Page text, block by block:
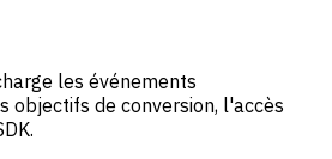
les événements
objectifs de conversion, l'accès